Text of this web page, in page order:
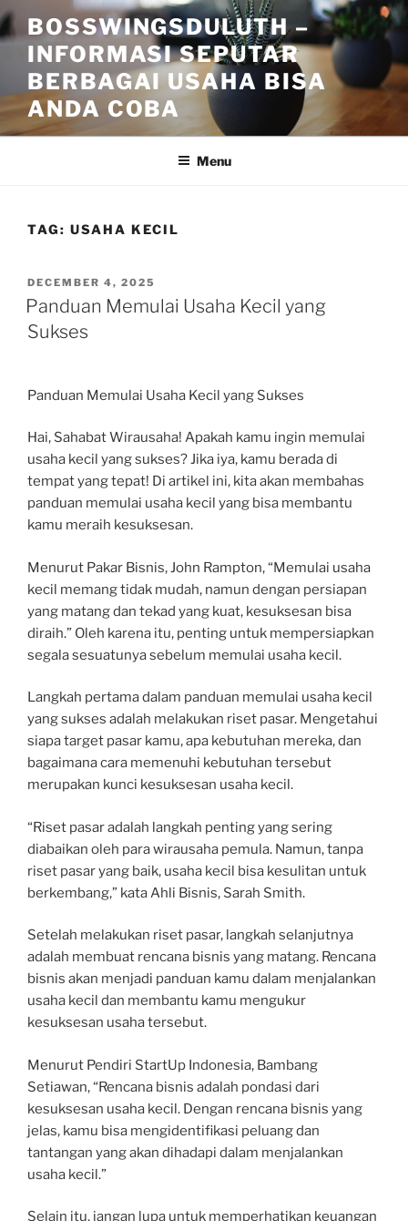
Skip
to
content
BOSSWINGSDULUTH –
INFORMASI SEPUTAR
BERBAGAI USAHA BISA
ANDA COBA
Menu
TAG: USAHA KECIL
POSTED
ON
DECEMBER 4, 2025
Panduan Memulai Usaha Kecil yang
Sukses
Panduan Memulai Usaha Kecil yang Sukses
Hai, Sahabat Wirausaha! Apakah kamu ingin memulai
usaha kecil yang sukses? Jika iya, kamu berada di
tempat yang tepat! Di artikel ini, kita akan membahas
panduan memulai usaha kecil yang bisa membantu
kamu meraih kesuksesan.
Menurut Pakar Bisnis, John Rampton, “Memulai usaha
kecil memang tidak mudah, namun dengan persiapan
yang matang dan tekad yang kuat, kesuksesan bisa
diraih.” Oleh karena itu, penting untuk mempersiapkan
segala sesuatunya sebelum memulai usaha kecil.
Langkah pertama dalam panduan memulai usaha kecil
yang sukses adalah melakukan riset pasar. Mengetahui
siapa target pasar kamu, apa kebutuhan mereka, dan
bagaimana cara memenuhi kebutuhan tersebut
merupakan kunci kesuksesan usaha kecil.
“Riset pasar adalah langkah penting yang sering
diabaikan oleh para wirausaha pemula. Namun, tanpa
riset pasar yang baik, usaha kecil bisa kesulitan untuk
berkembang,” kata Ahli Bisnis, Sarah Smith.
Setelah melakukan riset pasar, langkah selanjutnya
adalah membuat rencana bisnis yang matang. Rencana
bisnis akan menjadi panduan kamu dalam menjalankan
usaha kecil dan membantu kamu mengukur
kesuksesan usaha tersebut.
Menurut Pendiri StartUp Indonesia, Bambang
Setiawan, “Rencana bisnis adalah pondasi dari
kesuksesan usaha kecil. Dengan rencana bisnis yang
jelas, kamu bisa mengidentifikasi peluang dan
tantangan yang akan dihadapi dalam menjalankan
usaha kecil.”
Selain itu, jangan lupa untuk memperhatikan keuangan